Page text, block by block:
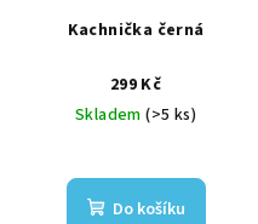
Kachnička černá
299 Kč
Skladem(>5 ks)
Do košíku